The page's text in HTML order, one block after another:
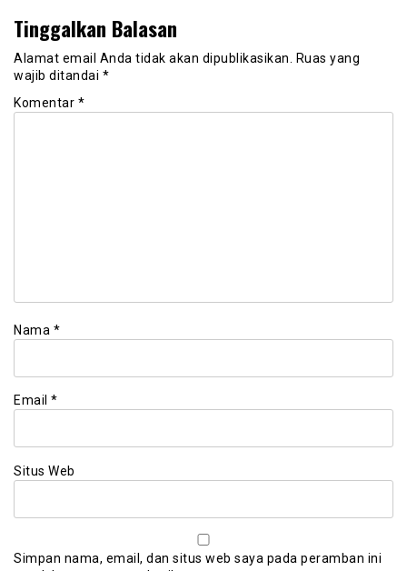
Tinggalkan Balasan
Alamat email Anda tidak akan dipublikasikan.
Ruas yang
wajib ditandai *
Komentar *
Nama *
Email *
Situs Web
Simpan nama, email, dan situs web saya pada peramban ini